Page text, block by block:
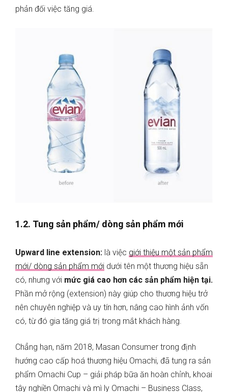
phản đối việc tăng giá.
1.2. Tung sản phẩm/ dòng sản phẩm mới
Upward line extension: là việc giới thiệu một sản phẩm
mới/ dòng sản phẩm mới dưới tên một thương hiệu sẵn
có, nhưng với mức giá cao hơn các sản phẩm hiện tại.
Phần mở rộng (extension) này giúp cho thương hiệu trở
nên chuyên nghiệp và uy tín hơn, nâng cao hình ảnh vốn
có, từ đó gia tăng giá trị trong mắt khách hàng.
Chẳng hạn, năm 2018, Masan Consumer trong định
hướng cao cấp hoá thương hiệu Omachi, đã tung ra sản
phẩm Omachi Cup – giải pháp bữa ăn hoàn chỉnh, khoai
tây nghiền Omachi và mì ly Omachi – Business Class,